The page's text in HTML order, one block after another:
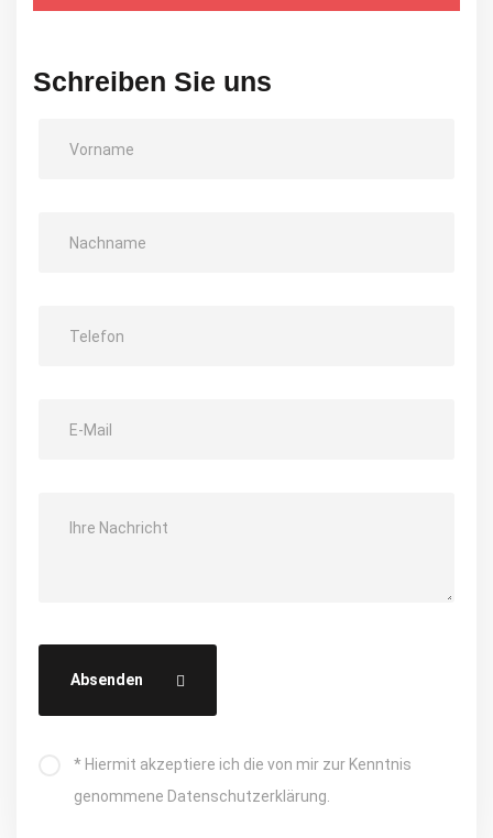
Schreiben Sie uns
Absenden
* Hiermit akzeptiere ich die von mir zur Kenntnis
genommene Datenschutzerklärung.